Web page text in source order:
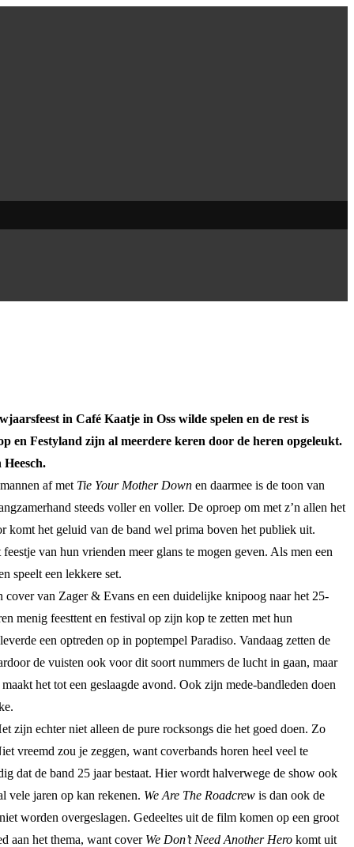
in Café Kaatje in Oss wilde spelen en de rest is
en Festyland zijn al meerdere keren door de heren opgeleukt.
af met Tie Your Mother Down en daarmee is de toon van
steeds voller en voller. De oproep om met z’n allen het
komt het geluid van de band wel prima boven het publiek uit.
van hun vrienden meer glans te mogen geven. Als men een
speelt een lekkere set.
cover van Zager & Evans en een duidelijke knipoog naar het 25-
menig feesttent en festival op zijn kop te zetten met hun
een optreden op in poptempel Paradiso. Vandaag zetten de
de vuisten ook voor dit soort nummers de lucht in gaan, maar
het tot een geslaagde avond. Ook zijn mede-bandleden doen
zijn echter niet alleen de pure rocksongs die het goed doen. Zo
vreemd zou je zeggen, want coverbands horen heel veel te
dat de band 25 jaar bestaat. Hier wordt halverwege de show ook
vele jaren op kan rekenen. We Are The Roadcrew is dan ook de
worden overgeslagen. Gedeeltes uit de film komen op een groot
aan het thema, want cover We Don’t Need Another Hero komt uit